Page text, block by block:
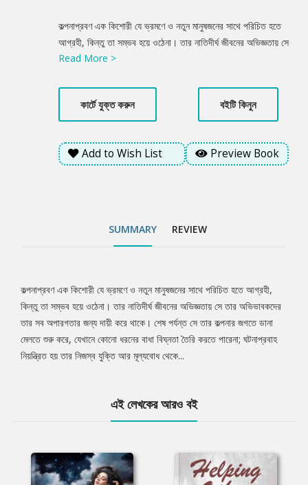
Product
Summery
কল্পনাপ্রবণ এক কিশোরী যে ভ্রমণে ও নতুন মানুষজনের সাথে পরিচিত হতে
আগ্রহী, কিন্তু তা সম্ভব হয়ে ওঠেনা। তার নাতিদীর্ঘ জীবনের অভিজ্ঞতায় সে
তার অভিভাবকদের তার সব অপারগতার জন্য দায়ী করে থাকে। শেষ পর্যন্ত সে
তৈরি করতে পারেনা; ঘটনাপ্রবাহ নিয়ন্ত্রিত হয় তার নিজস্ব যুক্তি আর মূল্যবোধ
Read More >
কার্টে যুক্ত করুন বইটি কিনুন
Add to Wish List Preview Book
SUMMARY REVIEW
Tab
Article
কল্পনাপ্রবণ এক কিশোরী যে ভ্রমণে ও নতুন মানুষজনের সাথে পরিচিত হতে আগ্রহী,
কিন্তু তা সম্ভব হয়ে ওঠেনা। তার নাতিদীর্ঘ জীবনের অভিজ্ঞতায় সে তার অভিভাবকদের
তার সব অপারগতার জন্য দায়ী করে থাকে। শেষ পর্যন্ত সে তার কল্পনার জগতে ডানা
মেলতে শুরু করে, যেখানে কোনো ধরনের বাধা বিঘ্নতা তৈরি করতে পারেনা; ঘটনাপ্রবাহ
নিয়ন্ত্রিত হয় তার নিজস্ব যুক্তি আর মূল্যবোধ থেকে...
এই লেখকের আরও বই